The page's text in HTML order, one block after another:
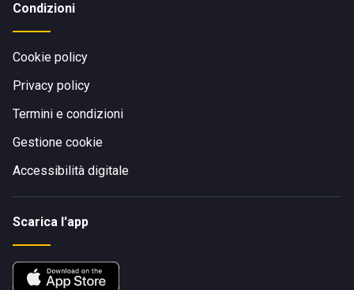
Condizioni
Cookie policy
Privacy policy
Termini e condizioni
Gestione cookie
Accessibilità digitale
Scarica l'app